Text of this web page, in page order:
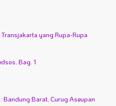
yang Rupa-Rupa
Bag. 1
Bandung Barat, Curug Aseupan